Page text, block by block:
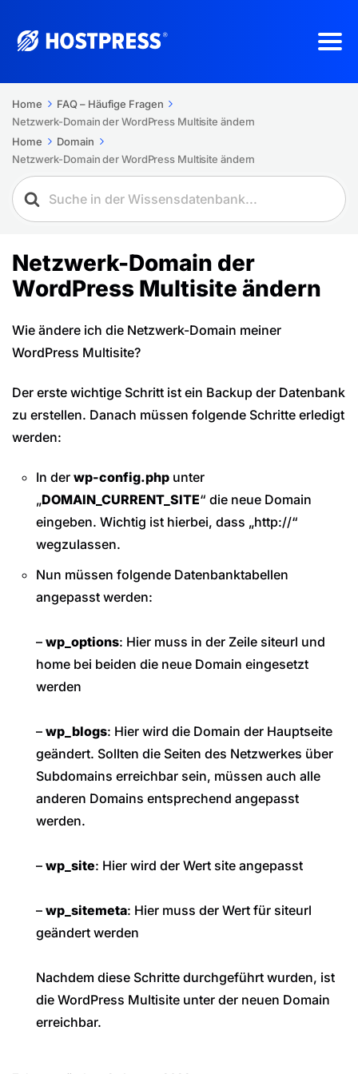
Home
FAQ – Häufige Fragen
Netzwerk-Domain der WordPress Multisite ändern
Home
Domain
Netzwerk-Domain der WordPress Multisite ändern
Netzwerk-Domain der
WordPress Multisite ändern
Wie ändere ich die Netzwerk-Domain meiner
WordPress Multisite?
Der erste wichtige Schritt ist ein Backup der Datenbank
zu erstellen. Danach müssen folgende Schritte erledigt
werden:
In der wp-config.php unter
„DOMAIN_CURRENT_SITE“ die neue Domain
eingeben. Wichtig ist hierbei, dass „http://“
wegzulassen.
Nun müssen folgende Datenbanktabellen
angepasst werden:
– wp_options: Hier muss in der Zeile siteurl und
home bei beiden die neue Domain eingesetzt
werden
– wp_blogs: Hier wird die Domain der Hauptseite
geändert. Sollten die Seiten des Netzwerkes über
Subdomains erreichbar sein, müssen auch alle
anderen Domains entsprechend angepasst
werden.
– wp_site: Hier wird der Wert site angepasst
– wp_sitemeta: Hier muss der Wert für siteurl
geändert werden
Nachdem diese Schritte durchgeführt wurden, ist
die WordPress Multisite unter der neuen Domain
erreichbar.